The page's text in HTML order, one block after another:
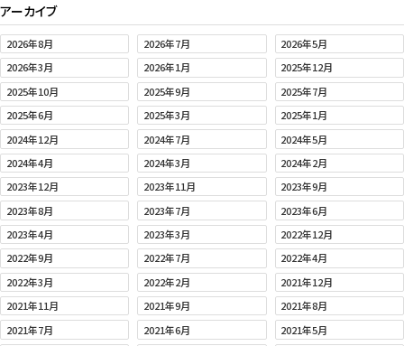
アーカイブ
2026年8月 2026年7月
2026年5月
2026年3月
2026年1月
2025年12月
2025年10月
2025年9月
2025年7月
2025年6月
2025年3月
2025年1月
2024年12月
2024年7月
2024年5月
2024年4月
2024年3月
2024年2月
2023年12月
2023年11月
2023年9月
2023年8月
2023年7月
2023年6月
2023年4月
2023年3月
2022年12月
2022年9月
2022年7月
2022年4月
2022年3月
2022年2月
2021年12月
2021年11月
2021年9月
2021年8月
2021年7月
2021年6月
2021年5月